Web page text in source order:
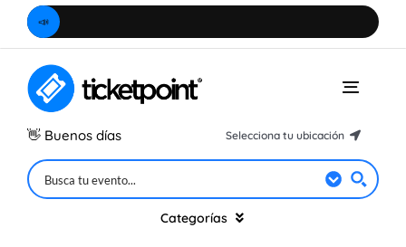
Saltar
contenido
📣
Toggle
👋 Buenos días
Categorías
Selecciona tu ubicación